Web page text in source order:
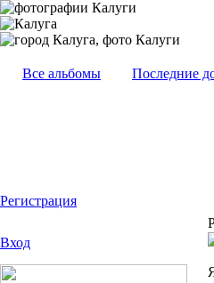
Все альбомы Последние
Регистрация
Вход